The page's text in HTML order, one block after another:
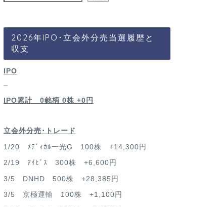
2026年IPO･立会外分売当選履歴と
収支
IPO
–
IPO累計 0銘柄 0株 +0円
立会外分売･トレード
1/20 ﾒﾃﾞｨｶﾙ一光G 100株 +14,300円
2/19 ｱｲﾋﾞｽ 300株 +6,600円
3/5 DNHD 500株 +28,385円
3/5 京極運輸 100株 +1,100円